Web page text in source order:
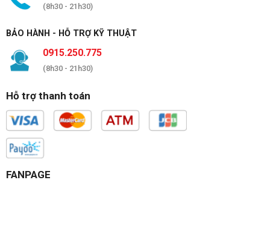
(8h30 - 21h30)
BẢO HÀNH - HỖ TRỢ KỸ THUẬT
0915.250.775
(8h30 - 21h30)
Hỗ trợ thanh toán
FANPAGE